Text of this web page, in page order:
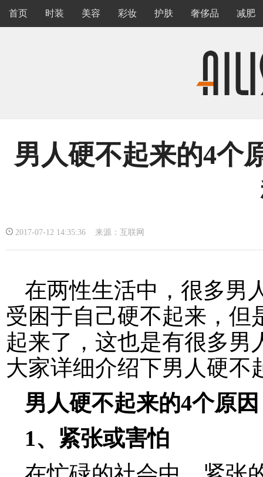
首页 时装 美容 彩妆 护肤 奢侈品 减肥
男人硬不起来的4个
2017-07-12 14:35:36 来源：互联网
在两性生活中，很多男
受困于自己硬不起来，但
起来了，这也是有很多男
大家详细介绍下男人硬不
男人硬不起来的4个原因
1、紧张或害怕